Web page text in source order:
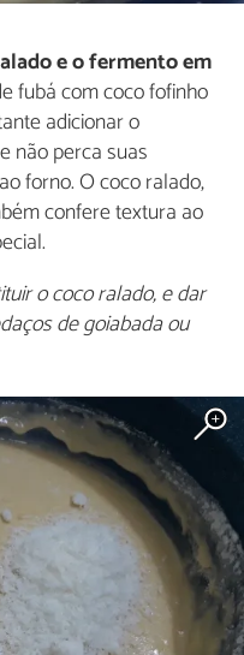
e o fermento em
fubá com coco fofinho
adicionar o
não perca suas
forno. O coco ralado,
confere textura ao
o coco ralado, e dar
de goiabada ou